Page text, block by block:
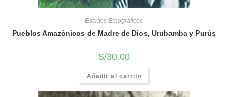
Escritos Etnográficos
Pueblos Amazónicos de Madre de Dios, Urubamba y Purús
S/30.00
Añadir al carrito